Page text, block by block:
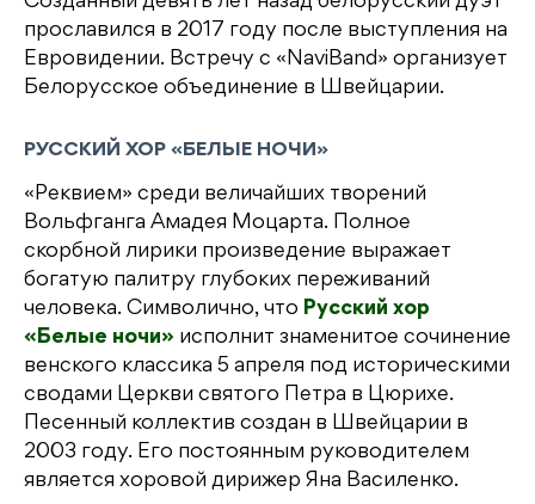
прославился в 2017 году после выступления на
Евровидении. Встречу с «NaviBand» организует
Белорусское объединение в Швейцарии.
РУССКИЙ ХОР «БЕЛЫЕ НОЧИ»
«Реквием» среди величайших творений
Вольфганга Амадея Моцарта. Полное
скорбной лирики произведение выражает
богатую палитру глубоких переживаний
человека. Символично, что Русский хор
«Белые ночи» исполнит знаменитое сочинение
венского классика 5 апреля под историческими
сводами Церкви святого Петра в Цюрихе.
Песенный коллектив создан в Швейцарии в
2003 году. Его постоянным руководителем
является хоровой дирижер Яна Василенко.